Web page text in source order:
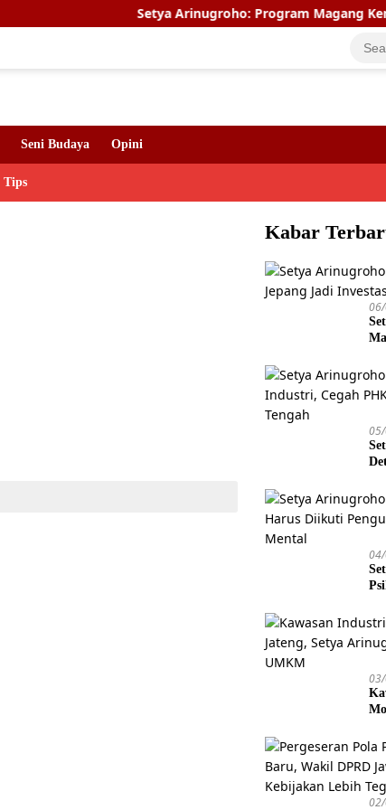
Setya Arinugroho: Program Magang Kerja
Seni Budaya Opini
Tips
Kabar